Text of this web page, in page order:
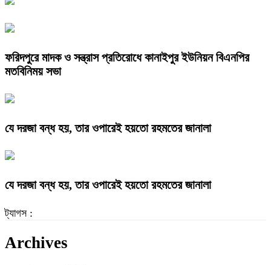
ফরিদপুরে মাদক ও সন্ত্রাস প্রতিরোধে কানাইপুর ইউনিয়ন বিএনপির
মতবিনিময় সভা
যে দরজা বন্ধ হয়, তার ওপারেই হয়তো রহমতের জানালা
যে দরজা বন্ধ হয়, তার ওপারেই হয়তো রহমতের জানালা
ট্যাগস :
Archives